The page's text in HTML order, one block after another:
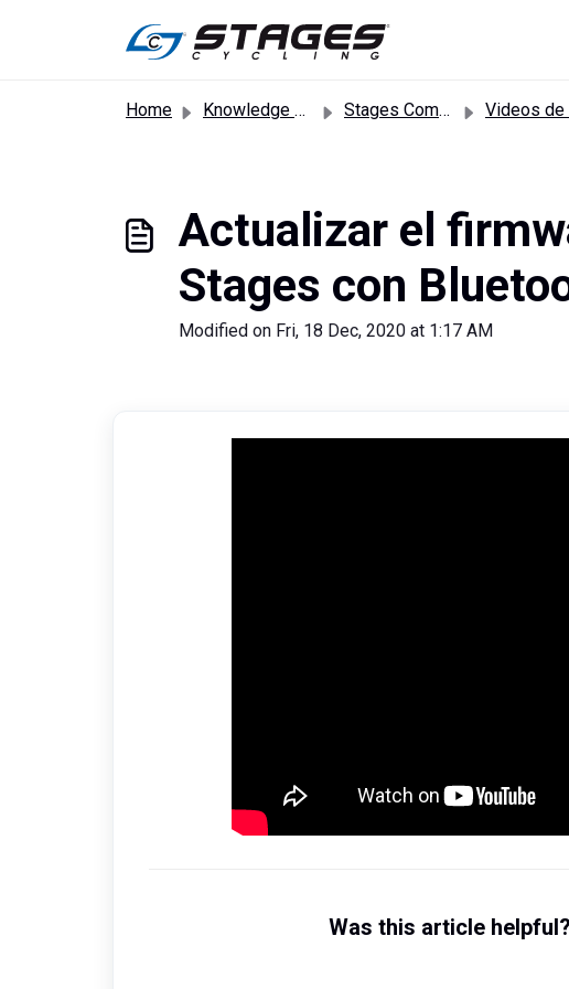
Home Knowledge base Stages Commercial Bikes Videos de servicio
Actualizar el
Stages con
Modified on Fri, 18 Dec, 2020 at 1:17 AM
Was this article helpful?